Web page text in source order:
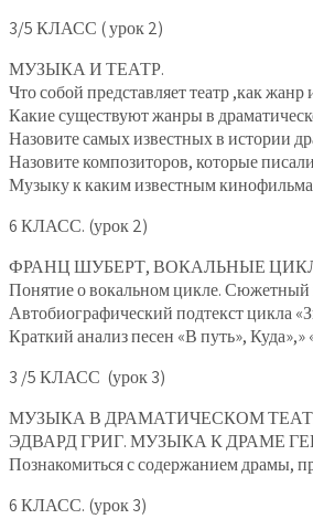
3/5 КЛАСС ( урок 2)
МУЗЫКА И ТЕАТР.
Что собой представляет театр ,как жанр
Какие существуют жанры в
Назовите самых известных в истории
Назовите композиторов, которые
Музыку к каким известным
6 КЛАСС. (урок 2)
ФРАНЦ ШУБЕРТ, ВОКАЛЬНЫЕ
Понятие о вокальном цикле. Сюжетный
Автобиографический подтекст цикла
Краткий анализ песен «В путь»,
3 /5 КЛАСС (урок 3)
МУЗЫКА В ДРАМАТИЧЕСКОМ
ЭДВАРД ГРИГ. МУЗЫКА К ДРАМЕ
Познакомиться с содержанием драмы,
6 КЛАСС. (урок 3)